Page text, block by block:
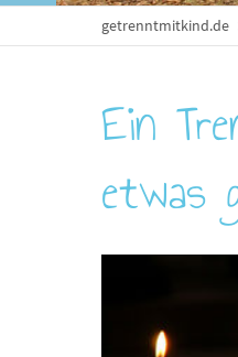
getrenntmitkind.de
Ein
etwas